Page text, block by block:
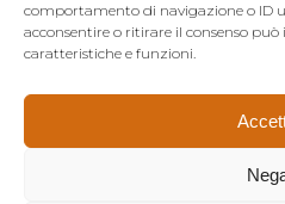
comportamento di navigazione o ID
acconsentire o ritirare il consenso
caratteristiche e funzioni.